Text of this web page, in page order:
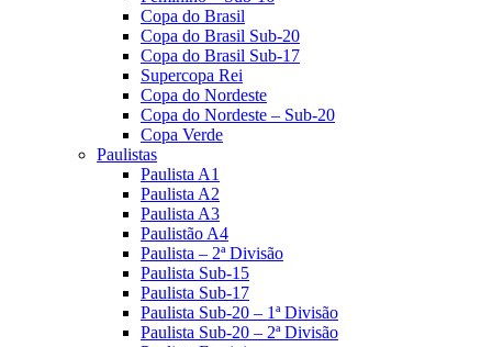
Copa do Brasil
Copa do Brasil Sub-20
Copa do Brasil Sub-17
Supercopa Rei
Copa do Nordeste
Copa do Nordeste – Sub-20
Copa Verde
Paulistas
Paulista A1
Paulista A2
Paulista A3
Paulistão A4
Paulista – 2ª Divisão
Paulista Sub-15
Paulista Sub-17
Paulista Sub-20 – 1ª Divisão
Paulista Sub-20 – 2ª Divisão